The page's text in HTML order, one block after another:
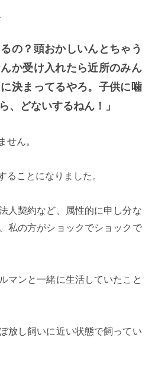
の？頭おかしいんとちゃう
か受け入れたら近所のみん
決まってるやろ。子供に噛
、どないするねん！」
せん。
ることになりました。
人契約など、属性的に申し分な
私の方がショックでショックで
マンと一緒に生活していたこと
放し飼いに近い状態で飼ってい